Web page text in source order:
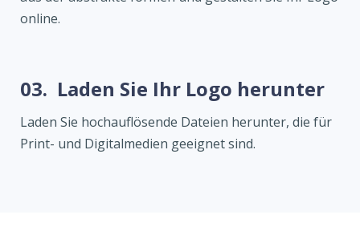
online.
03. Laden Sie Ihr Logo herunter
Laden Sie hochauflösende Dateien herunter, die für
Print- und Digitalmedien geeignet sind.